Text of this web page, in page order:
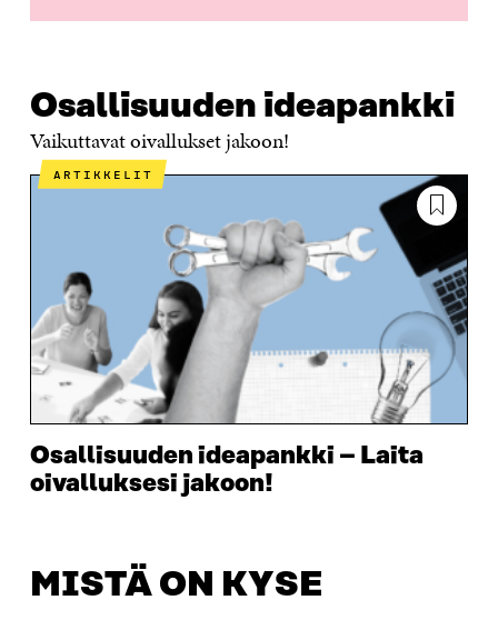
Osallisuuden ideapankki
Vaikuttavat oivallukset jakoon!
ARTIKKELIT
Osallisuuden ideapankki – Laita
oivalluksesi jakoon!
MISTÄ ON KYSE